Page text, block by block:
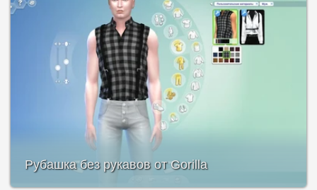
Рубашка без рукавов от Gorilla